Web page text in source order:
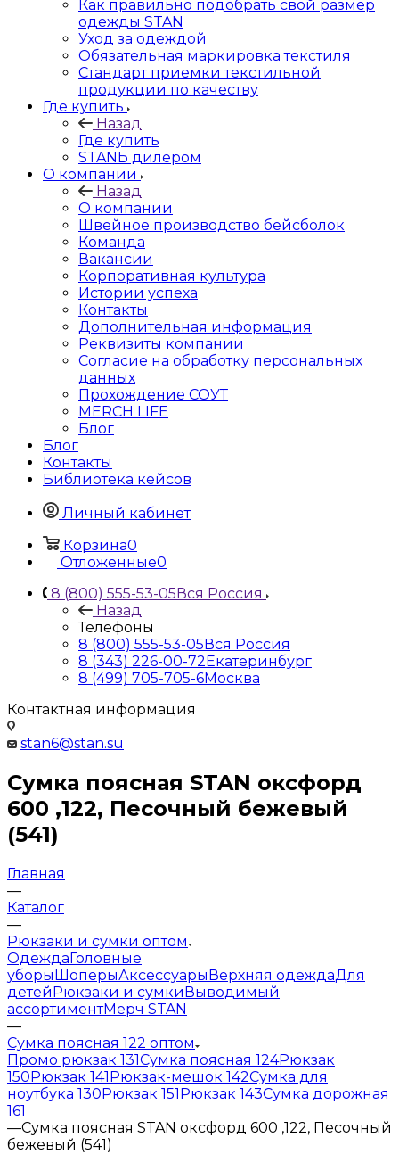
Как правильно подобрать свой размер
одежды STAN
Уход за одеждой
Обязательная маркировка текстиля
Стандарт приемки текстильной
продукции по качеству
Где купить
Назад
Где купить
STANЬ дилером
О компании
Назад
О компании
Швейное производство бейсболок
Команда
Вакансии
Корпоративная культура
Истории успеха
Контакты
Дополнительная информация
Реквизиты компании
Согласие на обработку персональных
данных
Прохождение СОУТ
MERCH LIFE
Блог
Блог
Контакты
Библиотека кейсов
Личный кабинет
Корзина0
Отложенные0
8 (800) 555-53-05Вся Россия
Назад
Телефоны
8 (800) 555-53-05Вся Россия
8 (343) 226-00-72Екатеринбург
8 (499) 705-705-6Москва
Контактная информация
stan6@stan.su
Сумка поясная STAN оксфорд
600 ,122, Песочный бежевый
(541)
Главная
—
Каталог
—
Рюкзаки и сумки оптом
ОдеждаГоловные
уборыШоперыАксессуарыВерхняя одеждаДля
детейРюкзаки и сумкиВыводимый
ассортиментМерч STAN
—
Сумка поясная 122 оптом
Промо рюкзак 131Сумка поясная 124Рюкзак
150Рюкзак 141Рюкзак-мешок 142Сумка для
ноутбука 130Рюкзак 151Рюкзак 143Сумка дорожная
161
—Сумка поясная STAN оксфорд 600 ,122, Песочный
бежевый (541)